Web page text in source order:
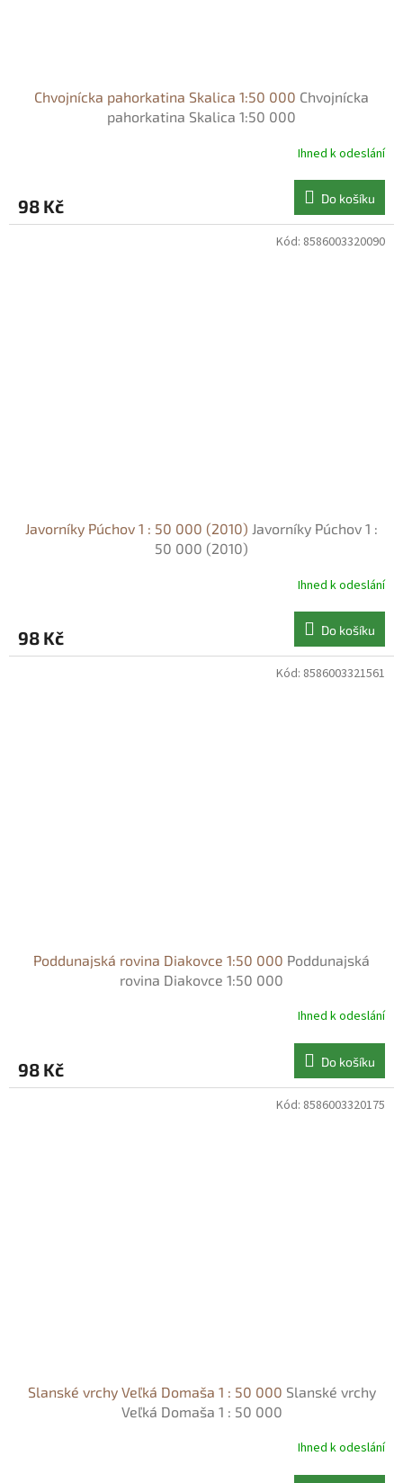
Chvojnícka pahorkatina Skalica 1:50 000 Chvojnícka
pahorkatina Skalica 1:50 000
Ihned k odeslání
98 Kč Do košíku
Javorníky Púchov 1 : 50 000 (2010) Javorníky Púchov 1 :
50 000 (2010)
Ihned k odeslání
98 Kč Do košíku
Kód: 8586003320090
Poddunajská rovina Diakovce 1:50 000 Poddunajská
rovina Diakovce 1:50 000
Ihned k odeslání
98 Kč Do košíku
Kód: 8586003321561
Slanské vrchy Veľká Domaša 1 : 50 000 Slanské vrchy
Veľká Domaša 1 : 50 000
Ihned k odeslání
Kód: 8586003320175